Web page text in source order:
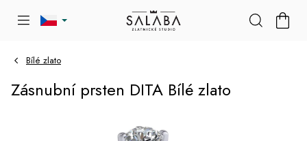
Bílé zlato
Zásnubní prsten DITA Bílé zlato